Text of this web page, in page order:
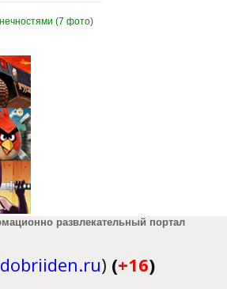
(7 фото)
развлекательный портал
dobriiden.ru) (+16)